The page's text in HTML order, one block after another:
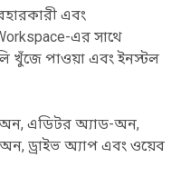
এবং
এর সাথে
খুঁজে পাওয়া এবং ইনস্টল
এডিটর অ্যাড-অন,
ড্রাইভ অ্যাপ এবং ওয়েব